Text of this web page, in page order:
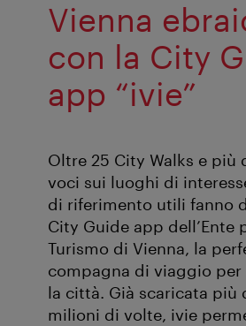
Vienna
con la City
app “ivie”
Oltre 25 City Walks e più
voci sui luoghi di
di riferimento utili fanno
City Guide app dell’Ente
Turismo di Vienna, la
compagna di viaggio per
la città. Già scaricata più
milioni di volte, ivie